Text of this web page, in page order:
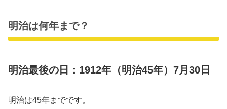
明治は何年まで？
明治最後の日：1912年（明治45年）7月30日
明治は45年までです。